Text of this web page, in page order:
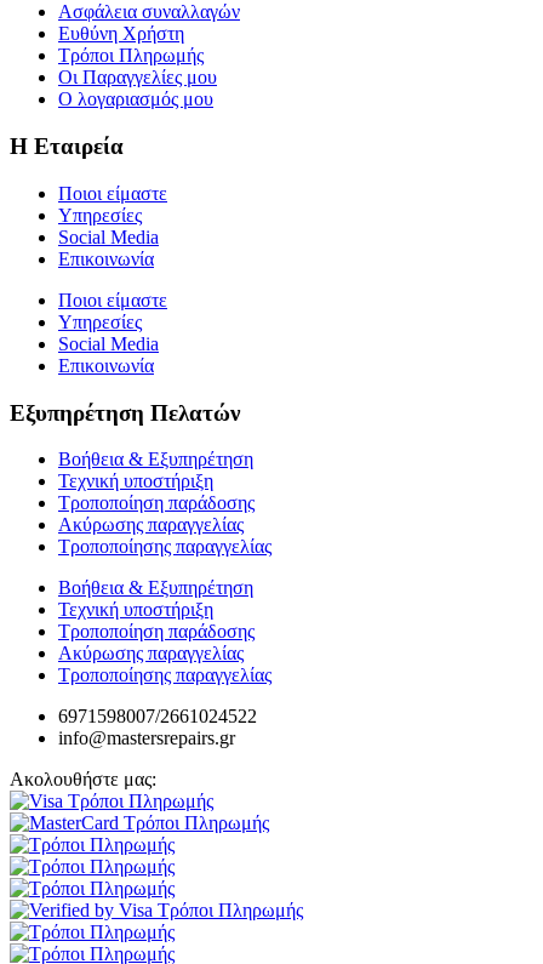
Ασφάλεια συναλλαγών
Ευθύνη Χρήστη
Τρόποι Πληρωμής
Οι Παραγγελίες μου
Ο λογαριασμός μου
Η Εταιρεία
Ποιοι είμαστε
Υπηρεσίες
Social Media
Επικοινωνία
Ποιοι είμαστε
Υπηρεσίες
Social Media
Επικοινωνία
Εξυπηρέτηση Πελατών
Βοήθεια & Εξυπηρέτηση
Τεχνική υποστήριξη
Τροποποίηση παράδοσης
Ακύρωσης παραγγελίας
Τροποποίησης παραγγελίας
Βοήθεια & Εξυπηρέτηση
Τεχνική υποστήριξη
Τροποποίηση παράδοσης
Ακύρωσης παραγγελίας
Τροποποίησης παραγγελίας
6971598007/2661024522
info@mastersrepairs.gr
Ακολουθήστε μας: